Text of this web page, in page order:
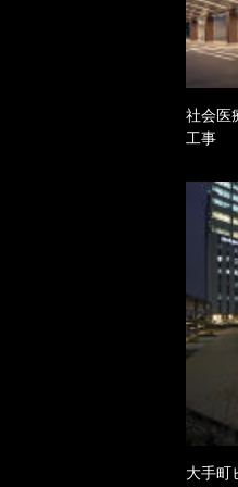
社会医
工事
大手町